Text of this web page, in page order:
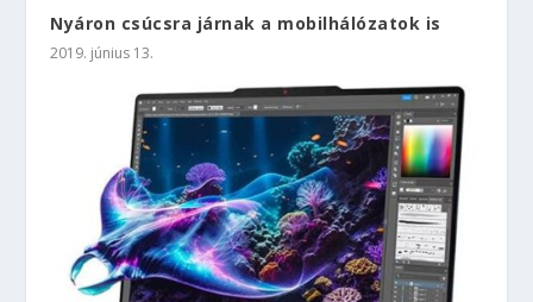
Nyáron csúcsra járnak a mobilhálózatok is
2019. június 13.